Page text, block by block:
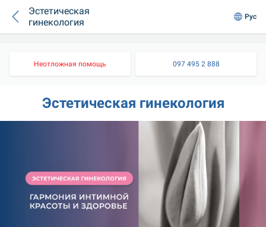
Эстетическая
гинекология
Рус
Неотложная помощь 097 495 2 888
Эстетическая гинекология